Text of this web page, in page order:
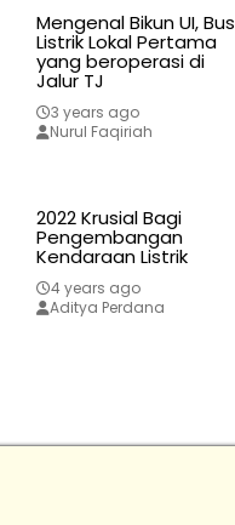
Mengenal Bikun UI, Bus
Listrik Lokal Pertama
yang beroperasi di
Jalur TJ
3 years ago
Nurul Faqiriah
2022 Krusial Bagi
Pengembangan
Kendaraan Listrik
4 years ago
Aditya Perdana